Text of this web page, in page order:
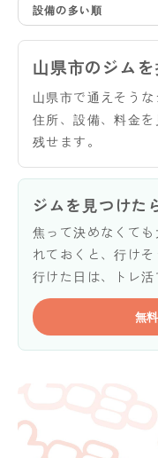
設備の多い順
山県市のジムを
山県市で通えそう
住所、設備、料金
残せます。
ジムを見つけた
焦って決めなくて
れておくと、行け
行けた日は、トレ活
無